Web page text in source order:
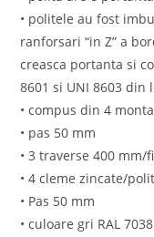
• politele au fost
ranforsari “in Z” a
creasca portanta si
8601 si UNI 8603 din
• compus din 4
• pas 50 mm
• 3 traverse 400 mm/
• 4 cleme zincate/
• Pas 50 mm
• culoare gri RAL 7038